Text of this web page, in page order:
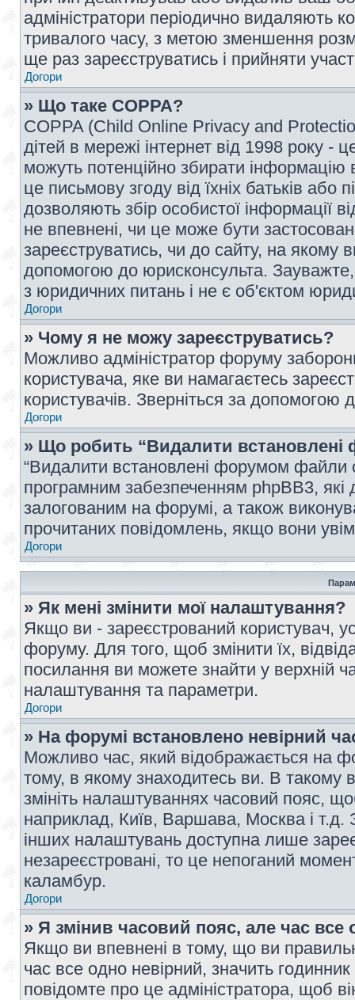
адміністратори періодично видаляють
тривалого часу, з метою зменшення
ще раз зареєструватись і прийняти
Догори
» Що таке COPPA?
COPPA (Child Online Privacy and
дітей в мережі інтернет від 1998 року -
можуть потенційно збирати інформацію
це письмову згоду від їхніх батьків або
дозволяють збір особистої інформації
не впевнені, чи це може бути
зареєструватись, чи до сайту, на якому
допомогою до юрисконсульта.
з юридичних питань і не є об'єктом
Догори
» Чому я не можу зареєструватись?
Можливо адміністратор форуму
користувача, яке ви намагаєтесь
користувачів. Зверніться за допомогою
Догори
» Що робить “Видалити
“Видалити встановлені форумом файли
програмним забезпеченням phpBB3,
залогованим на форумі, а також
прочитаних повідомлень, якщо вони
Догори
» Як мені змінити мої налаштування?
Якщо ви - зареєстрований користувач,
форуму. Для того, щоб змінити їх,
посилання ви можете знайти у верхній
налаштування та параметри.
Догори
» На форумі встановлено невірний
Можливо час, який відображається на
тому, в якому знаходитесь ви. В такому
змініть налаштуваннях часовий пояс,
наприклад, Київ, Варшава, Москва і т.д.
інших налаштувань доступна лише
незареєстровані, то це непоганий
каламбур.
Догори
» Я змінив часовий пояс, але час все
Якщо ви впевнені в тому, що ви
час все одно невірний, значить
повідомте про це адміністратора, щоб